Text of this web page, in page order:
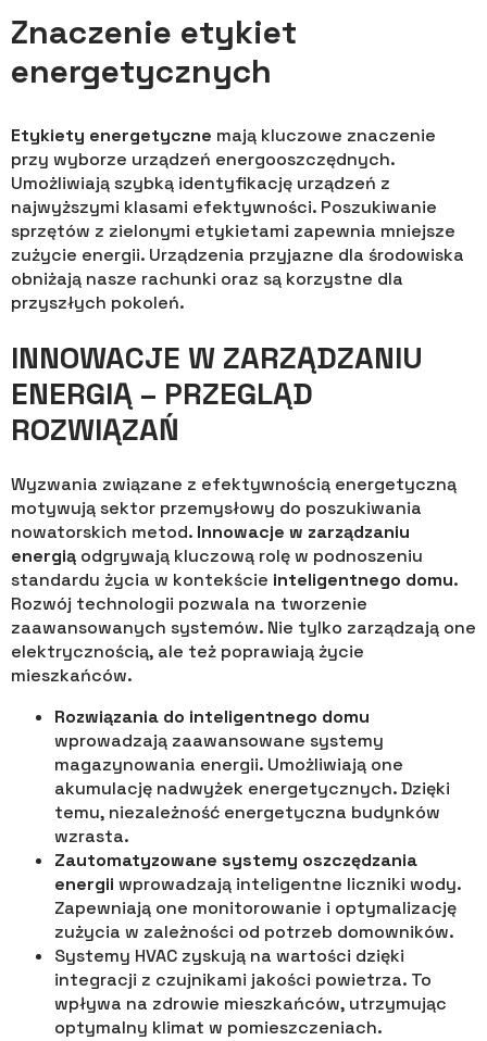
Znaczenie etykiet
energetycznych
Etykiety energetyczne mają kluczowe znaczenie
przy wyborze urządzeń energooszczędnych.
Umożliwiają szybką identyfikację urządzeń z
najwyższymi klasami efektywności. Poszukiwanie
sprzętów z zielonymi etykietami zapewnia mniejsze
zużycie energii. Urządzenia przyjazne dla środowiska
obniżają nasze rachunki oraz są korzystne dla
przyszłych pokoleń.
INNOWACJE W ZARZĄDZANIU
ENERGIĄ – PRZEGLĄD
ROZWIĄZAŃ
Wyzwania związane z efektywnością energetyczną
motywują sektor przemysłowy do poszukiwania
nowatorskich metod. Innowacje w zarządzaniu
energią odgrywają kluczową rolę w podnoszeniu
standardu życia w kontekście inteligentnego domu.
Rozwój technologii pozwala na tworzenie
zaawansowanych systemów. Nie tylko zarządzają one
elektrycznością, ale też poprawiają życie
mieszkańców.
Rozwiązania do inteligentnego domu
wprowadzają zaawansowane systemy
magazynowania energii. Umożliwiają one
akumulację nadwyżek energetycznych. Dzięki
temu, niezależność energetyczna budynków
wzrasta.
Zautomatyzowane systemy oszczędzania
energii wprowadzają inteligentne liczniki wody.
Zapewniają one monitorowanie i optymalizację
zużycia w zależności od potrzeb domowników.
Systemy HVAC zyskują na wartości dzięki
integracji z czujnikami jakości powietrza. To
wpływa na zdrowie mieszkańców, utrzymując
optymalny klimat w pomieszczeniach.